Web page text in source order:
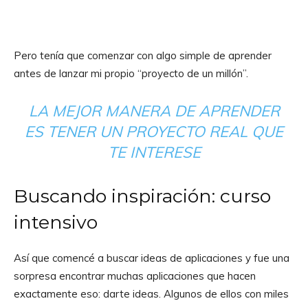
Pero tenía que comenzar con algo simple de aprender
antes de lanzar mi propio “proyecto de un millón”.
LA MEJOR MANERA DE APRENDER
ES TENER UN PROYECTO REAL QUE
TE INTERESE
Buscando inspiración: curso
intensivo
Así que comencé a buscar ideas de aplicaciones y fue una
sorpresa encontrar muchas aplicaciones que hacen
exactamente eso: darte ideas. Algunos de ellos con miles